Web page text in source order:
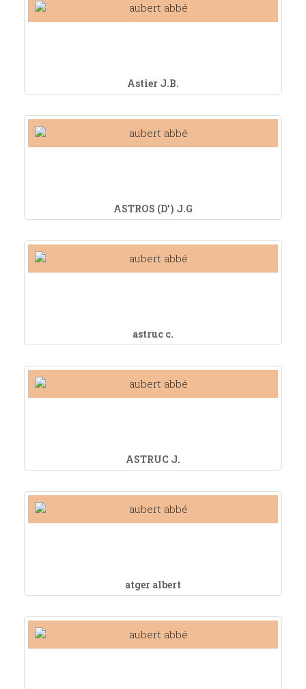
Astier J.B.
ASTROS (D') J.G
astruc c.
ASTRUC J.
atger albert